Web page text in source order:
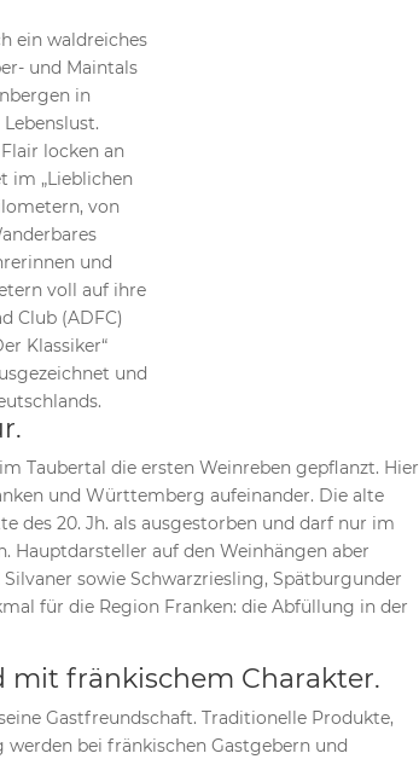
ein waldreiches
und Maintals
in
locken an
im „Lieblichen
von
und
voll auf ihre
Club (ADFC)
Klassiker“
und
Taubertal die ersten Weinreben gepflanzt. Hier
und Württemberg aufeinander. Die alte
des 20. Jh. als ausgestorben und darf nur im
Hauptdarsteller auf den Weinhängen aber
sowie Schwarzriesling, Spätburgunder
für die Region Franken: die Abfüllung in der
mit fränkischem Charakter.
Gastfreundschaft. Traditionelle Produkte,
bei fränkischen Gastgebern und